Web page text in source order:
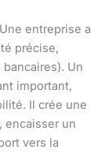
entreprise a
précise,
Un
important,
Il crée une
encaisser un
vers la